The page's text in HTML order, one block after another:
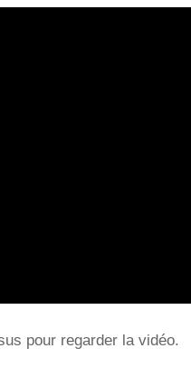
pour regarder la vidéo.